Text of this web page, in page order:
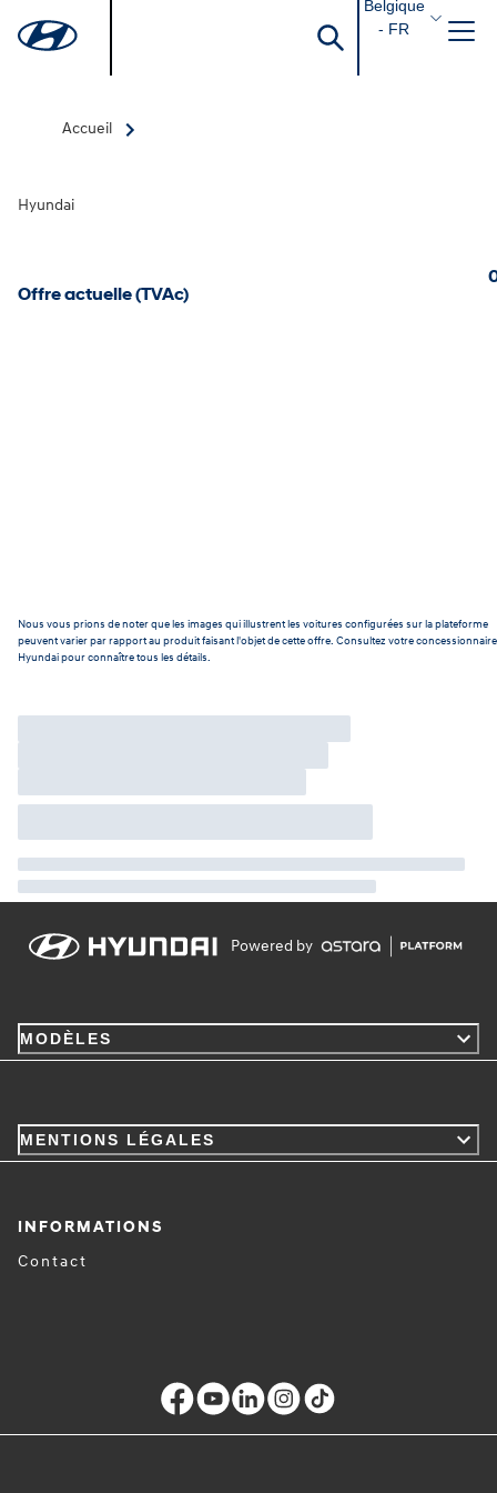
Belgique
- FR
Accueil
Hyundai
Offre actuelle (TVAc)
Nous vous prions de noter que les images qui illustrent les voitures configurées sur la plateforme
peuvent varier par rapport au produit faisant l'objet de cette offre. Consultez votre concessionnaire
Hyundai pour connaître tous les détails.
Powered by
MODÈLES
MENTIONS LÉGALES
INFORMATIONS
Contact